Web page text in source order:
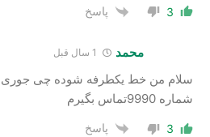
3 پاسخ
محمد
سلام من خط یکطرفه شوده چی جوری
شماره 9990تماس بگیرم
3 پاسخ